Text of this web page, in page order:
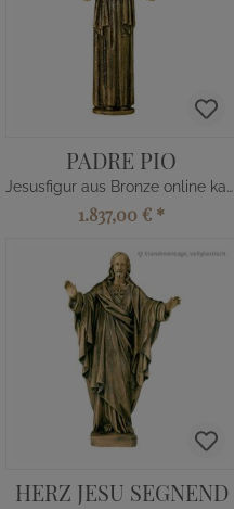
PADRE PIO
Jesusfigur aus Bronze online kaufen
1.837,00 € *
HERZ JESU SEGNEND